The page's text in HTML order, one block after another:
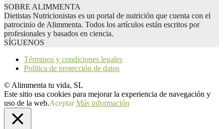
SOBRE ALIMMENTA
Dietistas Nutricionistas es un portal de nutrición que cuenta con el
patrocinio de Alimmenta. Todos los artículos están escritos por
profesionales y basados en ciencia.
SÍGUENOS
Términos y condiciones legales
Política de protección de datos
© Alimmenta tu vida, SL
Este sitio usa cookies para mejorar la experiencia de navegación y
uso de la web.Aceptar Más información